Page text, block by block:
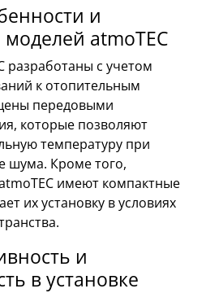
и
atmoTEC
разработаны с учетом
к отопительным
передовыми
которые позволяют
температуру при
шума. Кроме того,
имеют компактные
их установку в условиях
и
в установке